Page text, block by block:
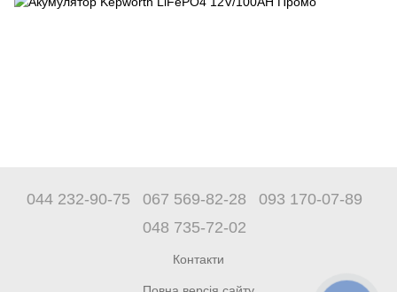
044 232-90-75 067 569-82-28
093 170-07-89
048 735-72-02
Контакти